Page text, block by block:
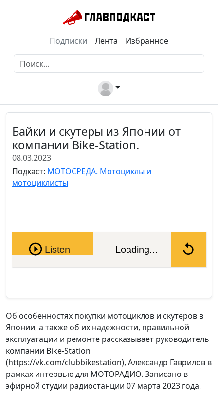
Подписки Лента Избранное
Байки и скутеры из Японии от
компании Bike-Station.
08.03.2023
Подкаст: МОТОСРЕДА. Мотоциклы и
мотоциклисты
Pause
Listen Loading...
Об особенностях покупки мотоциклов и скутеров в
Японии, а также об их надежности, правильной
эксплуатации и ремонте рассказывает руководитель
компании Bike-Station
(https://vk.com/clubbikestation), Александр Гаврилов в
рамках интервью для МОТОРАДИО. Записано в
эфирной студии радиостанции 07 марта 2023 года.